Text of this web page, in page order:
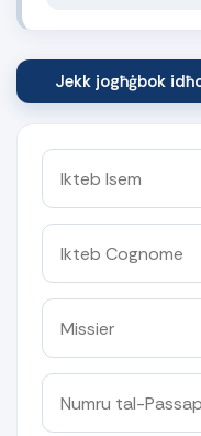
Jekk jogħġbok